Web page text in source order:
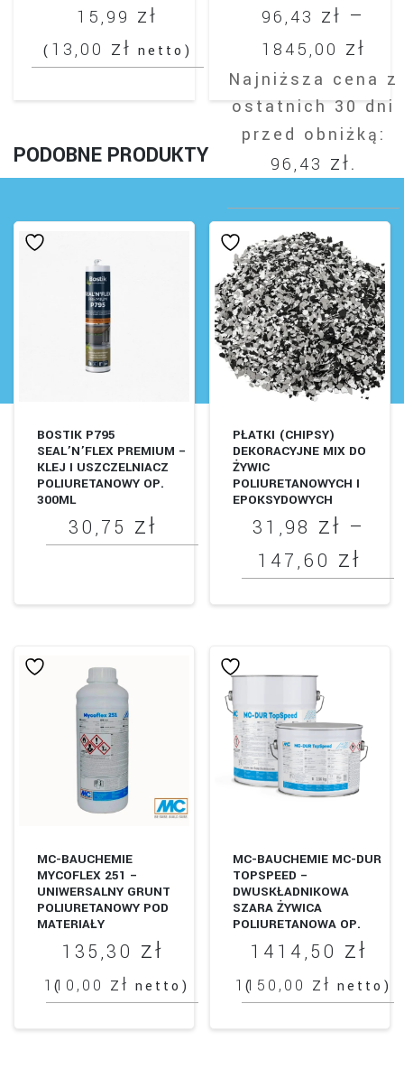
15,99 zł
( 13,00 zł netto)
96,43 zł –
1845,00 zł
od
do
Najniższa cena z
ostatnich 30 dni
przed obniżką:
96,43 zł.
Ten
produkt
ma
wiele
wariantów.
Opcje
można
stronie
produktu
PODOBNE PRODUKTY
BOSTIK P795
SEAL’N’FLEX PREMIUM –
KLEJ I USZCZELNIACZ
POLIURETANOWY OP.
300ML
30,75 zł
produkt
wariantów.
PŁATKI (CHIPSY)
DEKORACYJNE MIX DO
ŻYWIC
POLIURETANOWYCH I
EPOKSYDOWYCH
31,98 zł –
147,60 zł
Ten
ma
wiele
wariantów.
Opcje
można
wybrać
produktu
MC-BAUCHEMIE
MYCOFLEX 251 –
UNIWERSALNY GRUNT
POLIURETANOWY POD
MATERIAŁY
USZCZELNIAJĄCE
135,30 zł
(
110,00 zł netto)
MC-BAUCHEMIE MC-DUR
TOPSPEED –
DWUSKŁADNIKOWA
SZARA ŻYWICA
POLIURETANOWA OP.
10KG1414,50 zł
(
1150,00 zł netto)